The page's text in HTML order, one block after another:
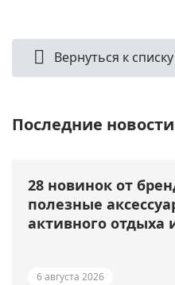
Вернуться к списку
Последние новости
28 новинок от
полезные
активного отдыха
6 августа 2026